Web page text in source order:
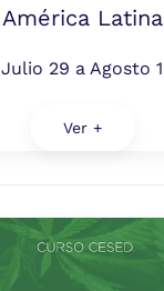
América Latina
Julio 29 a Agosto 1
Ver +